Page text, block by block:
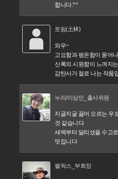
합니다.^^
토림(土林)
와우~
고요함과 평온함이 묻어
신록의 시원함이 느껴지
감탄사가 절로 나는 작품
누리/이상민_출사위원
지글지글 끓어 오르는 우
것 같습니다
새벽부터 달리셨을 수고
멋집니다
펠릭스_부회장